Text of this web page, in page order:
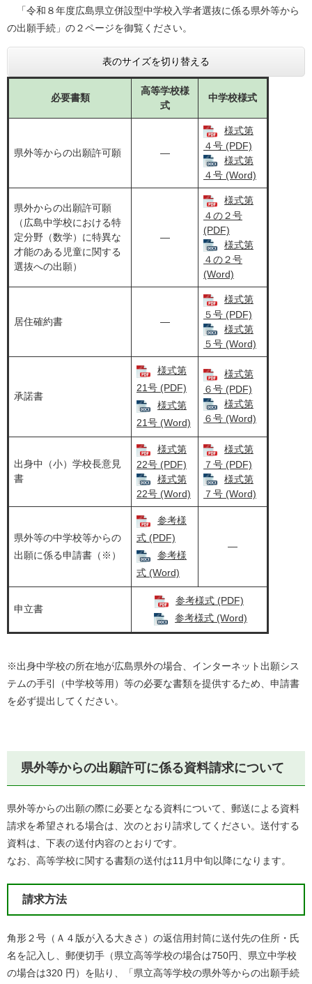
「令和８年度広島県立併設型中学校入学者選抜に係る県外等から
の出願手続」の２ページを御覧ください。
表のサイズを切り替える
必要書類
高等学校様
式
中学校様式
県外等からの出願許可願 ―
様式第
４号 (PDF)
様式第
４号 (Word)
県外からの出願許可願
（広島中学校における特
定分野（数学）に特異な
才能のある児童に関する
選抜への出願）
―
様式第
４の２号
(PDF)
様式第
４の２号
(Word)
居住確約書 ―
様式第
５号 (PDF)
様式第
５号 (Word)
承諾書
様式第
21号 (PDF)
様式第
21号 (Word)
様式第
６号 (PDF)
様式第
６号 (Word)
出身中（小）学校長意見
書
様式第
22号 (PDF)
様式第
22号 (Word)
様式第
７号 (PDF)
様式第
７号 (Word)
県外等の中学校等からの
出願に係る申請書（※）
参考様
式 (PDF)
参考様
式 (Word)
―
申立書
参考様式 (PDF)
参考様式 (Word)
※出身中学校の所在地が広島県外の場合、インターネット出願シス
テムの手引（中学校等用）等の必要な書類を提供するため、申請書
を必ず提出してください。
県外等からの出願許可に係る資料請求について
県外等からの出願の際に必要となる資料について、郵送による資料
請求を希望される場合は、次のとおり請求してください。送付する
資料は、下表の送付内容のとおりです。
なお、高等学校に関する書類の送付は11月中旬以降になります。
請求方法
角形２号（Ａ４版が入る大きさ）の返信用封筒に送付先の住所・氏
名を記入し、郵便切手（県立高等学校の場合は750円、県立中学校
の場合は320 円）を貼り、「県立高等学校の県外等からの出願手続